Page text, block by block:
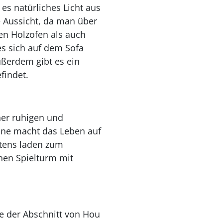
natürliches Licht aus
da man über
Holzofen als auch
sich auf dem Sofa
gibt es ein
ruhigen und
macht das Leben auf
laden zum
Spielturm mit
der Abschnitt von Hou